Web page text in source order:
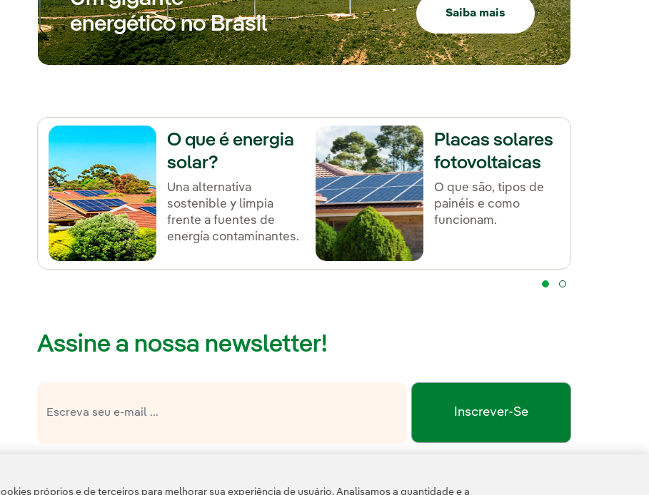
energético no Brasil
Saiba mais
O que é energia
solar?
Una alternativa
sostenible y limpia
frente a fuentes de
energía contaminantes.
Placas solares
fotovoltaicas
O que são, tipos de
painéis e como
funcionam.
Assine a nossa newsletter!
Inscrever-Se
Esta página é protegida pelo reCAPTCHA e pela Política de Privacidade Termos de Serviço do Google
próprios e de terceiros para melhorar sua experiência de usuário. Analisamos a quantidade e a